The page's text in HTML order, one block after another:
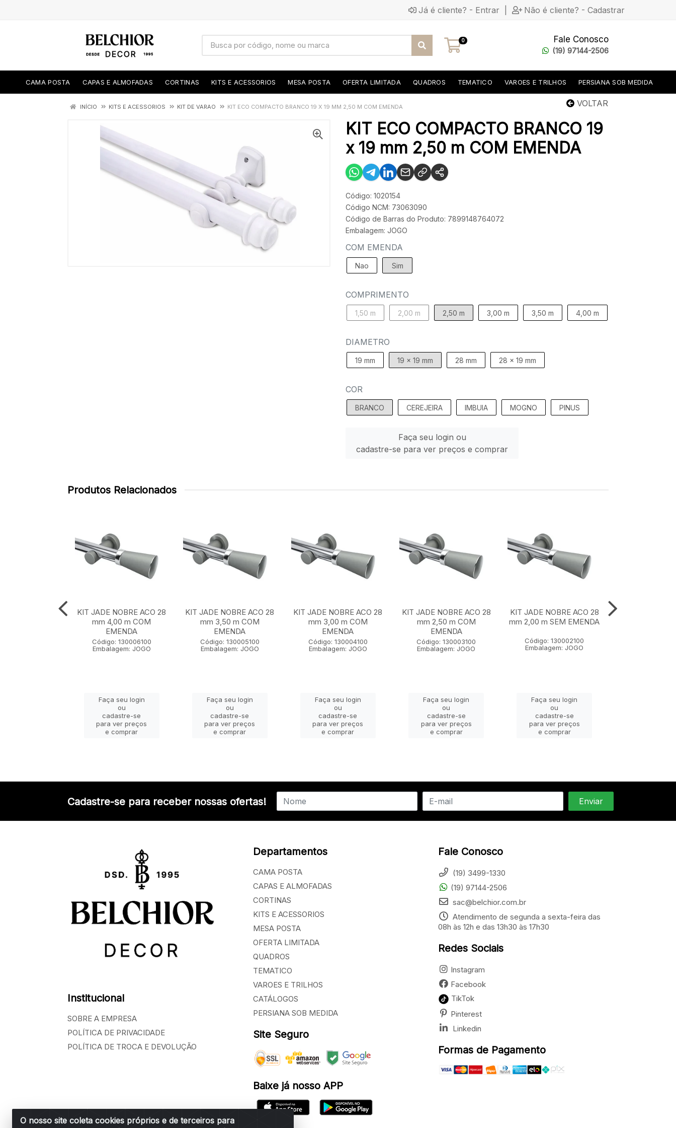
Já é cliente? - Entrar Não é cliente? - Cadastrar
0 Fale Conosco
(19) 97144-2506
CAMA POSTA CAPAS E ALMOFADAS CORTINAS KITS E ACESSORIOS MESA POSTA OFERTA LIMITADA QUADROS TEMATICO VAROES E TRILHOS PERSIANA SOB MEDIDA
VOLTAR
INÍCIO KITS E ACESSORIOS KIT DE VARAO KIT ECO COMPACTO BRANCO 19 X 19 MM 2,50 M COM EMENDA
KIT ECO COMPACTO BRANCO 19
x 19 mm 2,50 m COM EMENDA
Código: 1020154
Código NCM: 73063090
Código de Barras do Produto: 7899148764072
Embalagem: JOGO
COM EMENDA
Nao Sim
COMPRIMENTO
1,50 m 2,00 m 2,50 m 3,00 m 3,50 m 4,00 m
DIAMETRO
19 mm 19 x 19 mm 28 mm 28 x 19 mm
COR
BRANCO CEREJEIRA IMBUIA MOGNO PINUS
Faça seu login ou
cadastre-se para ver preços e comprar
Produtos Relacionados
KIT JADE NOBRE ACO 28
mm 4,00 m COM
EMENDA
Código: 130006100
Embalagem: JOGO
Faça seu login
ou
cadastre-se
para ver preços
e comprar
KIT JADE NOBRE ACO 28
mm 3,50 m COM
EMENDA
Código: 130005100
Embalagem: JOGO
Faça seu login
ou
cadastre-se
para ver preços
e comprar
KIT JADE NOBRE ACO 28
mm 3,00 m COM
EMENDA
Código: 130004100
Embalagem: JOGO
Faça seu login
ou
cadastre-se
para ver preços
e comprar
KIT JADE NOBRE ACO 28
mm 2,50 m COM
EMENDA
Código: 130003100
Embalagem: JOGO
Faça seu login
ou
cadastre-se
para ver preços
e comprar
KIT JADE NOBRE ACO 28
mm 2,00 m SEM EMENDA
Código: 130002100
Embalagem: JOGO
Faça seu login
ou
cadastre-se
para ver preços
e comprar
O nosso site coleta cookies próprios e de terceiros para
Cadastre-se para receber nossas ofertas!
Institucional
SOBRE A EMPRESA
POLÍTICA DE PRIVACIDADE
POLÍTICA DE TROCA E DEVOLUÇÃO
Departamentos
CAMA POSTA
CAPAS E ALMOFADAS
CORTINAS
KITS E ACESSORIOS
MESA POSTA
OFERTA LIMITADA
QUADROS
TEMATICO
VAROES E TRILHOS
CATÁLOGOS
PERSIANA SOB MEDIDA
Site Seguro
Baixe já nosso APP
Fale Conosco
(19) 3499-1330
(19) 97144-2506
sac@belchior.com.br
Atendimento de segunda a sexta-feira das
08h às 12h e das 13h30 às 17h30
Redes Sociais
Instagram
Facebook
TikTok
Pinterest
Linkedin
Formas de Pagamento